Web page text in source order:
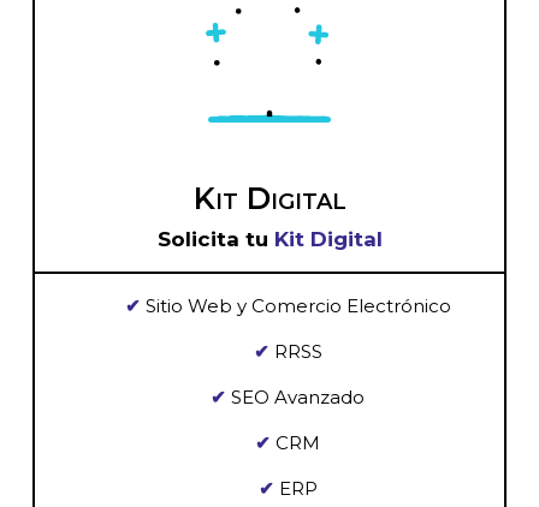
Kit Digital
Solicita tu Kit Digital
✔ Sitio Web y Comercio Electrónico
✔ RRSS
✔ SEO Avanzado
✔ CRM
✔ ERP